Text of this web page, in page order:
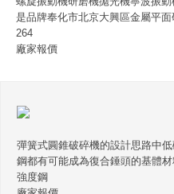
是品牌奉化市北京大興區金屬平
264
廠家報價
彈簧式圓錐破碎機的設計思路中
鋼都有可能成為復合錘頭的基體
強度鋼